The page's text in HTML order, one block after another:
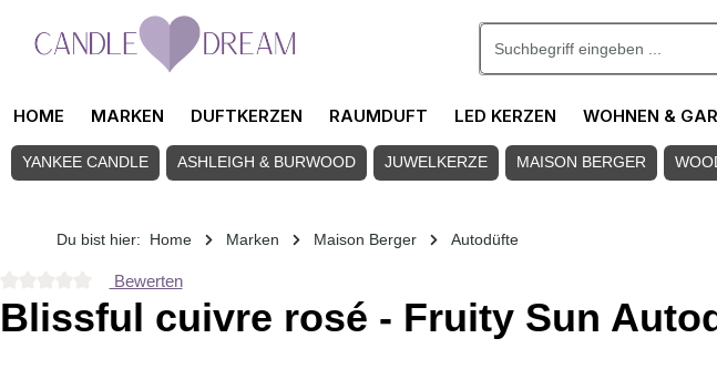
Zum Hauptinhalt springen
HOME MARKEN DUFTKERZEN RAUMDUFT LED KERZEN WOHNEN &
YANKEE CANDLE ASHLEIGH & BURWOOD JUWELKERZE MAISON BERGER
Du bist hier: Home Marken Maison Berger Autodüfte
Durchschnittliche Bewertung von 0 von 5 Sternen
Bewerten
Blissful cuivre rosé - Fruity Sun